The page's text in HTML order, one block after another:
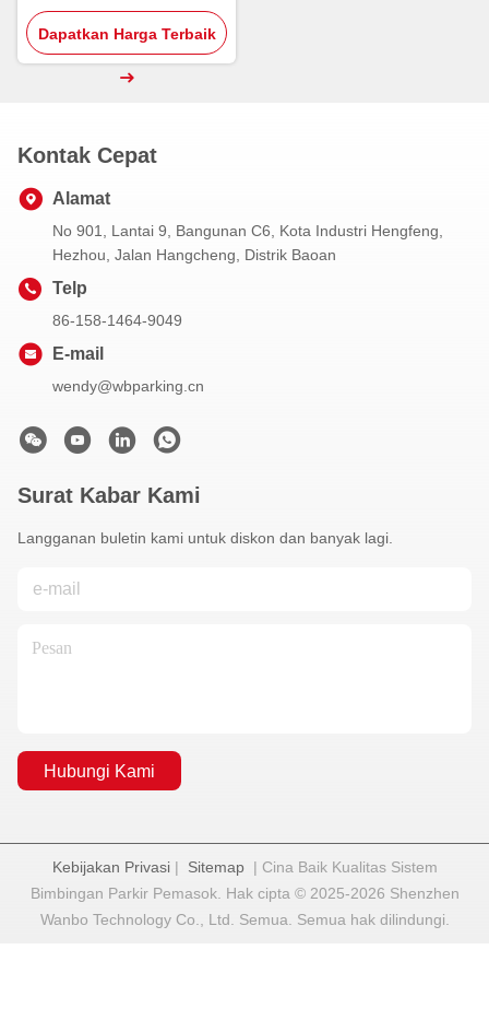
Wireless Vertical Puzzle
LoRa
Dapatkan Harga Terbaik
Kontak Cepat
Alamat
No 901, Lantai 9, Bangunan C6, Kota Industri Hengfeng,
Hezhou, Jalan Hangcheng, Distrik Baoan
Telp
86-158-1464-9049
E-mail
wendy@wbparking.cn
Surat Kabar Kami
Langganan buletin kami untuk diskon dan banyak lagi.
Hubungi Kami
Kebijakan Privasi| Sitemap| Cina Baik Kualitas Sistem
Bimbingan Parkir Pemasok. Hak cipta © 2025-2026 Shenzhen
Wanbo Technology Co., Ltd. Semua. Semua hak dilindungi.